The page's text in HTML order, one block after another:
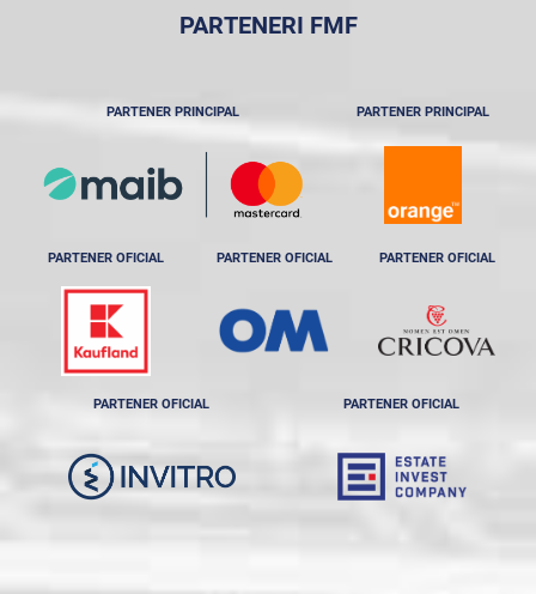
PARTENERI FMF
PARTENER PRINCIPAL PARTENER PRINCIPAL
PARTENER OFICIAL PARTENER OFICIAL PARTENER OFICIAL
PARTENER OFICIAL PARTENER OFICIAL